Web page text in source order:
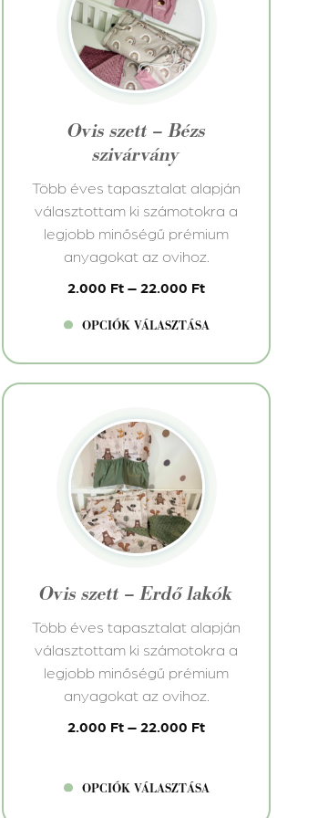
Ovis szett – Bézs
szivárvány
Több éves tapasztalat alapján
választottam ki számotokra a
legjobb minőségű prémium
anyagokat az ovihoz.
2.000 Ft – 22.000 Ft
OPCIÓK VÁLASZTÁSA
variációja
termékoldalon
választhatók
ki
Ovis szett – Erdő lakók
Több éves tapasztalat alapján
választottam ki számotokra a
legjobb minőségű prémium
anyagokat az ovihoz.
2.000 Ft – 22.000 Ft
OPCIÓK VÁLASZTÁSA
terméknek
variációja
termékoldalon
választhatók